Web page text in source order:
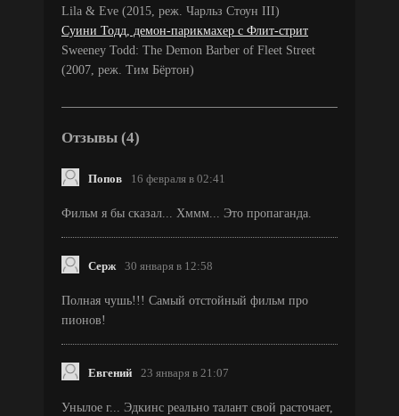
Lila & Eve (2015, реж. Чарльз Стоун III)
Суини Тодд, демон-парикмахер с Флит-стрит
Sweeney Todd: The Demon Barber of Fleet Street
(2007, реж. Тим Бёртон)
Отзывы (4)
Попов 16 февраля в 02:41
Фильм я бы сказал... Хммм... Это пропаганда.
Серж 30 января в 12:58
Полная чушь!!! Самый отстойный фильм про
пионов!
Евгений 23 января в 21:07
Унылое г... Эдкинс реально талант свой расточает,